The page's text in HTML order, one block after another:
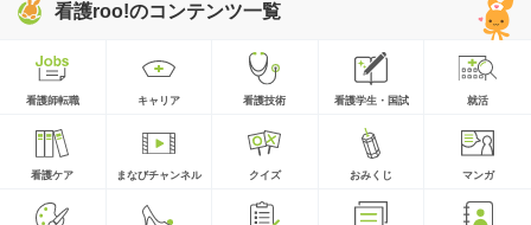
看護roo!のコンテンツ一覧
看護師転職 キャリア 看護技術 看護学生・国試 就活
看護ケア まなびチャンネル クイズ おみくじ マンガ